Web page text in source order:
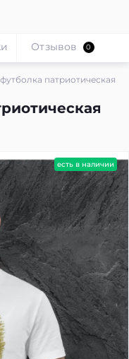
патриотическая
Отзывов 0
есть в наличии